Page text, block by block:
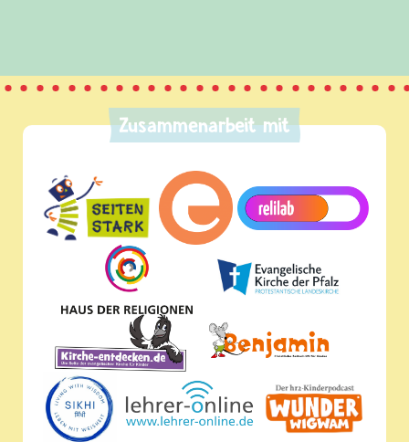
Zusammenarbeit mit